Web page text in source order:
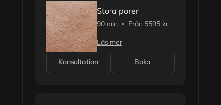
Stora porer
90 min Från 5595 kr
Läs mer
Konsultation Boka